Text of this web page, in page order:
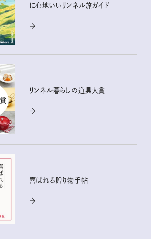
に心地いいリンネル旅ガイド
リンネル暮らしの道具大賞
喜ばれる贈り物手帖